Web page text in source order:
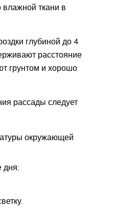
ткани в
глубиной до 4
расстояние
грунтом и хорошо
рассады следует
окружающей
дня;